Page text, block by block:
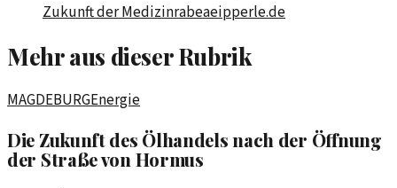
Zukunft der Medizinrabeaeipperle.de
Mehr aus dieser Rubrik
MAGDEBURGEnergie
Die Zukunft des Ölhandels nach der Öffnung
der Straße von Hormus